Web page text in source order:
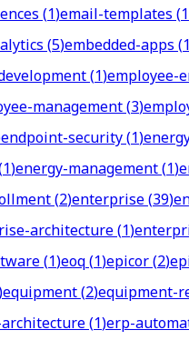
(1)email-templates(1
(5)embedded-apps(
(1)employee-
management(3)
endpoint-security(1)
1)energy-management(1)
(2)enterprise(39)
architecture(1)
(1)eoq(1)epicor(2)
equipment(2)equipment-
(1)erp-